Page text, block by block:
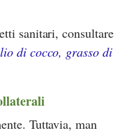
sanitari, consultare
di cocco, grasso di
Tuttavia, man